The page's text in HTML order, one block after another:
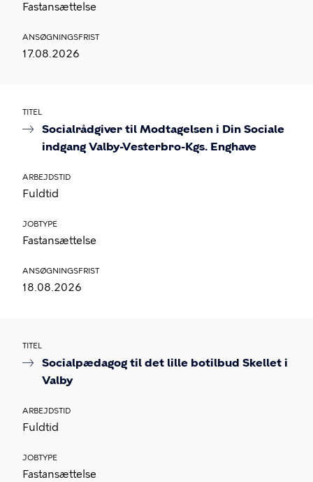
Fastansættelse
ANSØGNINGSFRIST
17.08.2026
TITEL
Socialrådgiver til Modtagelsen i Din Sociale
indgang Valby-Vesterbro-Kgs. Enghave
ARBEJDSTID
Fuldtid
JOBTYPE
Fastansættelse
ANSØGNINGSFRIST
18.08.2026
TITEL
Socialpædagog til det lille botilbud Skellet i
Valby
ARBEJDSTID
Fuldtid
JOBTYPE
Fastansættelse